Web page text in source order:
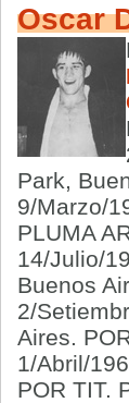
Oscar
Park,
9/Marzo/
PLUMA
14/Julio/
Buenos
2/
Aires.
1/Abril/
POR TIT.